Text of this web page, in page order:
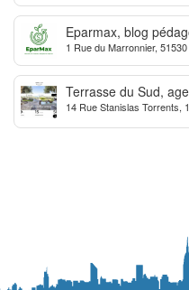
Eparmax, blog
personnelles
1 Rue du Marronnier,
Terrasse du Sud,
14 Rue Stanislas Torrents,